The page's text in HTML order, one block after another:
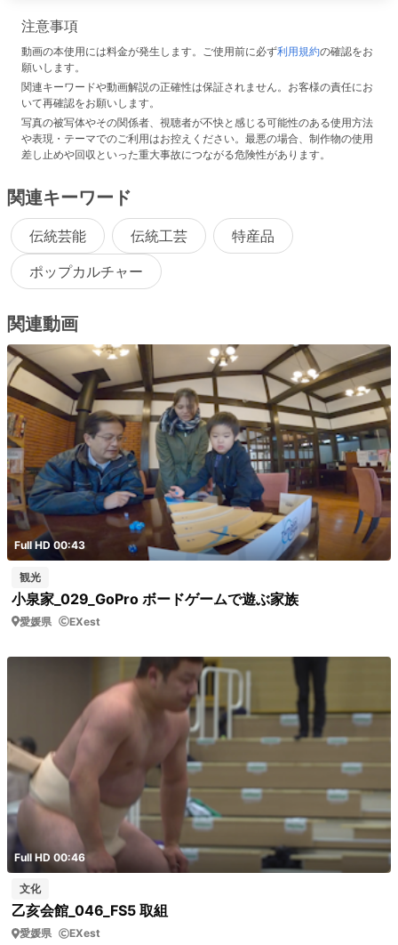
注意事項
動画の本使用には料金が発生します。ご使用前に必ず利用規約の確認をお
願いします。
関連キーワードや動画解説の正確性は保証されません。お客様の責任にお
いて再確認をお願いします。
写真の被写体やその関係者、視聴者が不快と感じる可能性のある使用方法
や表現・テーマでのご利用はお控えください。最悪の場合、制作物の使用
差し止めや回収といった重大事故につながる危険性があります。
関連キーワード
伝統芸能 伝統工芸
特産品
ポップカルチャー
関連動画
Full HD 00:43
観光
小泉家_029_GoPro ボードゲームで遊ぶ家族
愛媛県 EXest
Full HD 00:46
文化
乙亥会館_046_FS5 取組
愛媛県 EXest